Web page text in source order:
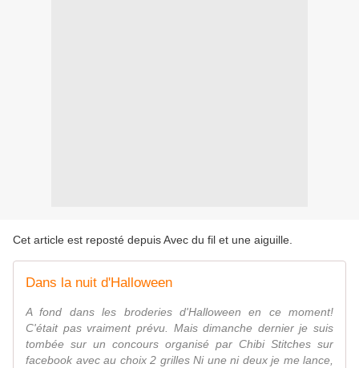
Cet article est reposté depuisAvec du fil et une aiguille
Dans la nuit d'Halloween
A fond dans les broderies d'Halloween en ce moment!
C'était pas vraiment prévu. Mais dimanche dernier je suis
tombée sur un concours organisé par Chibi Stitches sur
facebook avec au choix 2 grilles Ni une ni deux je me lance,